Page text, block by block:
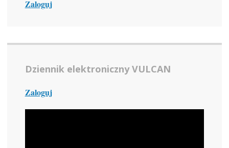
Zaloguj
Dziennik elektroniczny VULCAN
Zaloguj